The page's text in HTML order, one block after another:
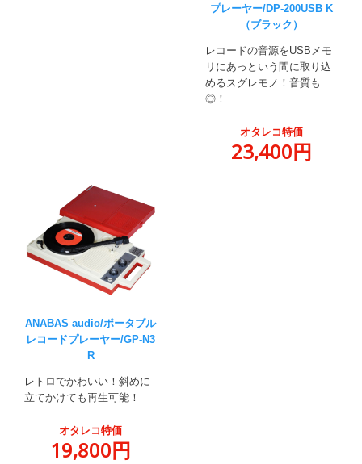
プレーヤー/DP-200USB K
（ブラック）
レコードの音源をUSBメモ
リにあっという間に取り込
めるスグレモノ！音質も
◎！
オタレコ特価
23,400円
ANABAS audio/ポータブル
レコードプレーヤー/GP-N3
R
レトロでかわいい！斜めに
立てかけても再生可能！
オタレコ特価
19,800円